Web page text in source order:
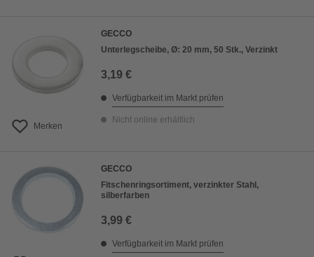
Merken
GECCO
Unterlegscheibe, Ø: 20 mm, 50 Stk., Verzinkt
3,19 €
Verfügbarkeit im Markt prüfen
Nicht online erhältlich
GECCO
Fitschenringsortiment, verzinkter Stahl,
silberfarben
3,99 €
Verfügbarkeit im Markt prüfen